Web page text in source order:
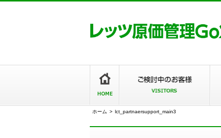
ホーム > lct_partnaersupport_main3